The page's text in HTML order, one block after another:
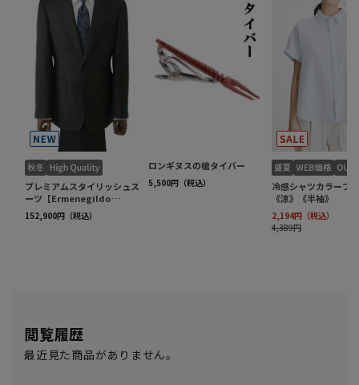
閲覧履歴
最近見た商品がありません。